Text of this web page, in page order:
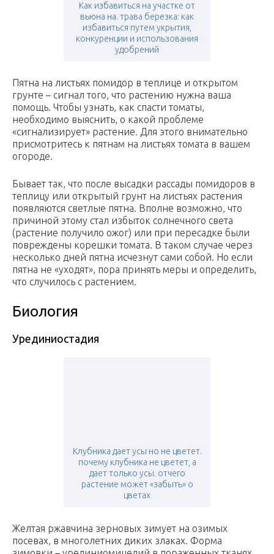
Как избавиться на участке от
вьюна на. трава березка: как
избавиться путем укрытия,
конкуренции и использования
удобрений
Пятна на листьях помидор в теплице и открытом
грунте – сигнал того, что растению нужна ваша
помощь. Чтобы узнать, как спасти томаты,
необходимо выяснить, о какой проблеме
«сигнализирует» растение. Для этого внимательно
присмотритесь к пятнам на листьях томата в вашем
огороде.
Бывает так, что после высадки рассады помидоров в
теплицу или открытый грунт на листьях растения
появляются светлые пятна. Вполне возможно, что
причиной этому стал избыток солнечного света
(растение получило ожог) или при пересадке были
повреждены корешки томата. В таком случае через
несколько дней пятна исчезнут сами собой. Но если
пятна не «уходят», пора принять меры и определить,
что случилось с растением.
Биология
Урединиостадия
Клубника дает усы но не цветет.
почему клубника не цветет, а
дает только усы. отчего
растение может «забыть» о
цветах
Желтая ржавчина зерновых зимует на озимых
посевах, в многолетних диких злаках. Форма